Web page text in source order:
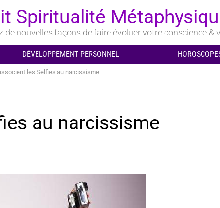
Spiritualité
de nouvelles façons de faire évoluer votre conscience &
DÉVELOPPEMENT PERSONNEL
les Selfies au narcissisme
au narcissisme